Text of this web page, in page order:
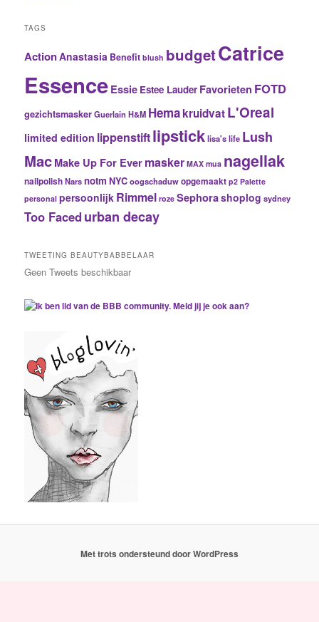
TAGS
ActionAnastasia Benefit blush budgetCatrice
EssenceEssie Estee Lauder Favorieten FOTD
gezichtsmaskerGuerlain H&M HemakruidvatL'Oreal
limited edition lippenstiftlipsticklisa's life Lush
MacMake Up For Evermasker MAX mua nagellak
nailpolishNarsnotm NYCoogschaduwopgemaakt p2 Palette
personal persoonlijk Rimmel roze Sephorashoplog sydney
Too Faced urban decay
TWEETING BEAUTYBABBELAAR
Geen Tweets beschikbaar
Met trots ondersteund door WordPress